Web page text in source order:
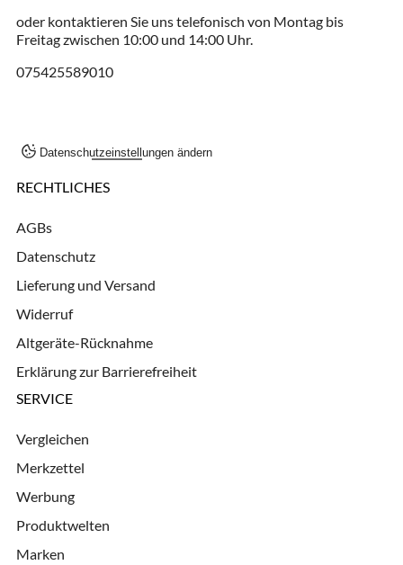
oder kontaktieren Sie uns telefonisch von Montag bis
Freitag zwischen 10:00 und 14:00 Uhr.
075425589010
Datenschutzeinstellungen ändern
RECHTLICHES
AGBs
Datenschutz
Lieferung und Versand
Widerruf
Altgeräte-Rücknahme
Erklärung zur Barrierefreiheit
SERVICE
Vergleichen
Merkzettel
Werbung
Produktwelten
Marken